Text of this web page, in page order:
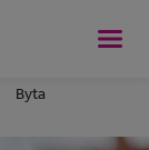
Byta